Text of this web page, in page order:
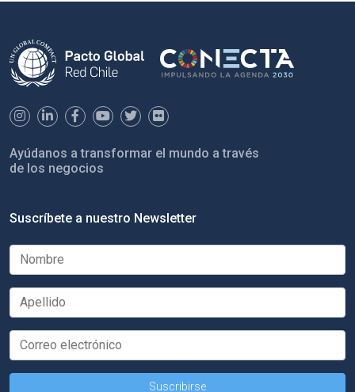
Ayúdanos a transformar el mundo a través
de los negocios
Suscríbete a nuestro Newsletter